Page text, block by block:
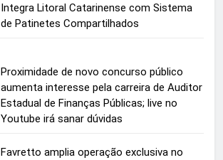
Integra Litoral Catarinense com Sistema
de Patinetes Compartilhados
Proximidade de novo concurso público
aumenta interesse pela carreira de Auditor
Estadual de Finanças Públicas; live no
Youtube irá sanar dúvidas
Favretto amplia operação exclusiva no